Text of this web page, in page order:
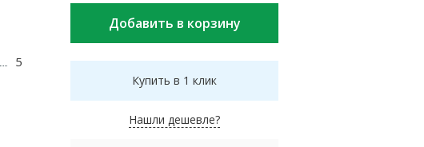
5
Купить в 1 клик
Нашли дешевле?